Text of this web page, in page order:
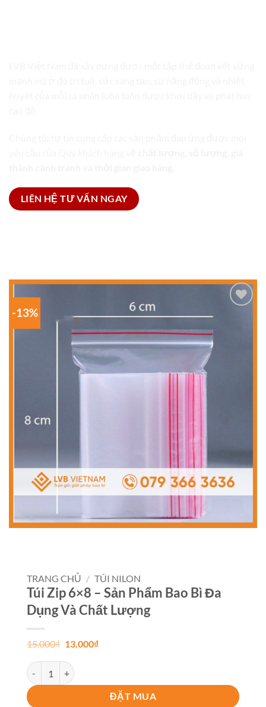
LIÊN HỆ TƯ VẤN NGAY
-13%
TRANG CHỦ / TÚI NILON
Túi Zip 6×8 – Sản Phẩm Bao Bì Đa
Dụng Và Chất Lượng
15.000₫ Giá
là:
15.000₫.
13.000₫Giá
Túi Zip 6x8 - Sản Phẩm Bao Bì Đa Dụng Và Chất Lượng số lượng
ĐẶT MUA